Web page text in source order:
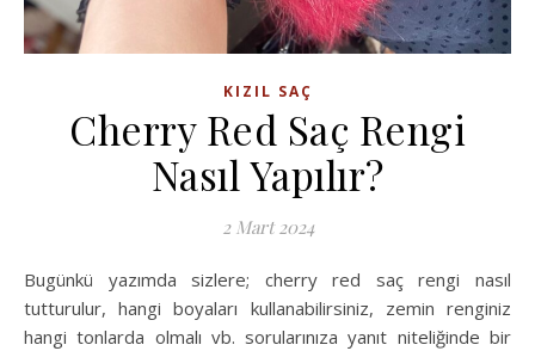
KIZIL SAÇ
Cherry Red Saç Rengi
Nasıl Yapılır?
2 Mart 2024
Bugünkü yazımda sizlere; cherry red saç rengi nasıl
tutturulur, hangi boyaları kullanabilirsiniz, zemin renginiz
hangi tonlarda olmalı vb. sorularınıza yanıt niteliğinde bir